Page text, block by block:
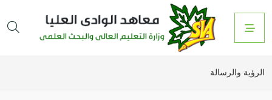
الرؤية والرسالة